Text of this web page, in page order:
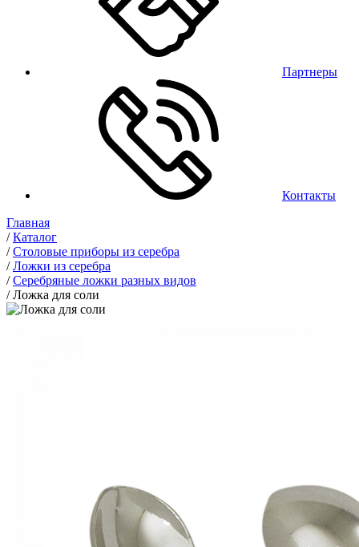
Партнеры
Контакты
Главная
/Каталог
/Столовые приборы из серебра
/Ложки из серебра
/Серебряные ложки разных видов
/Ложка для соли